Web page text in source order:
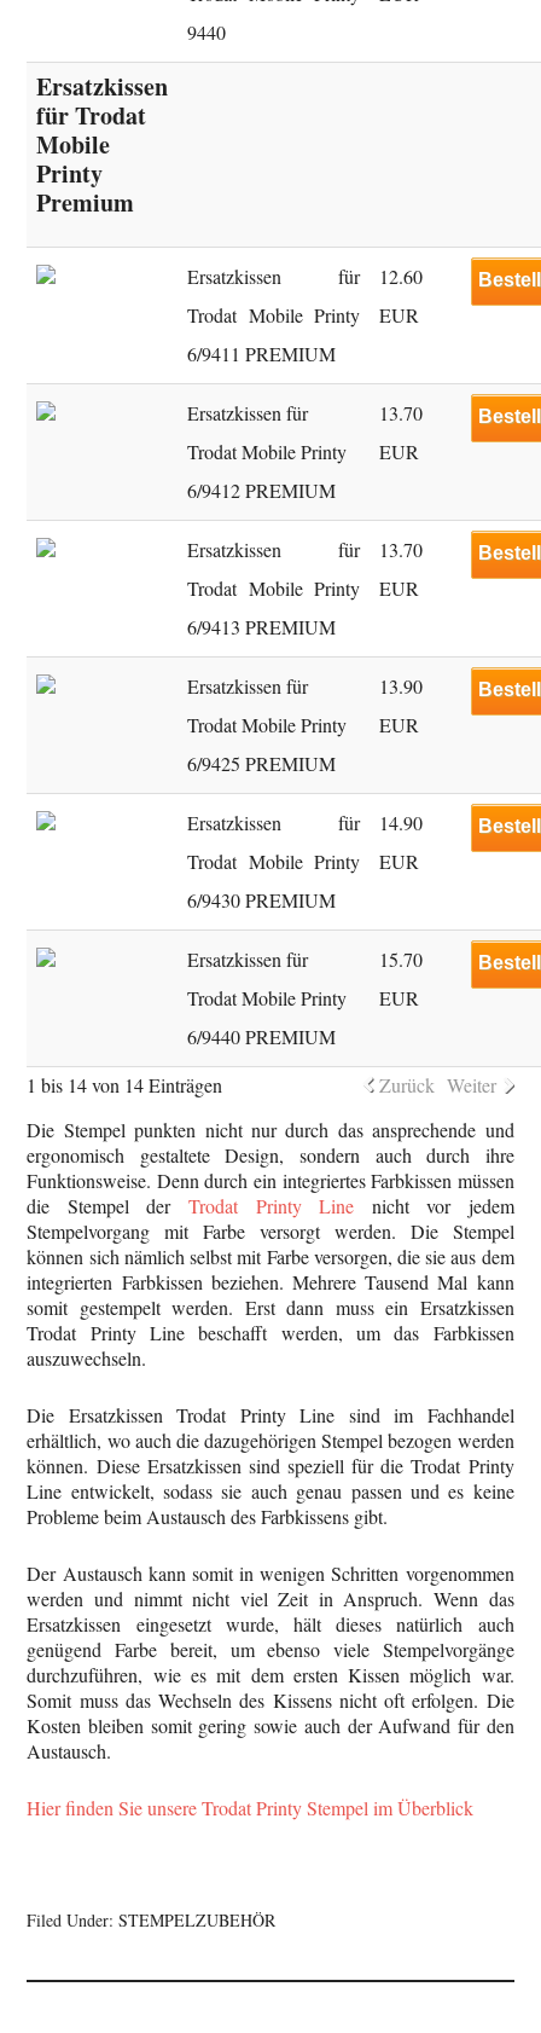
9440
Ersatzkissen
für Trodat
Mobile
Printy
Premium
Ersatzkissen für
Trodat Mobile Printy
6/9411 PREMIUM
12.60
EUR
Ersatzkissen für
Trodat Mobile Printy
6/9412 PREMIUM
13.70
EUR
Ersatzkissen für
Trodat Mobile Printy
6/9413 PREMIUM
13.70
EUR
Ersatzkissen für
Trodat Mobile Printy
6/9425 PREMIUM
13.90
EUR
Ersatzkissen für
Trodat Mobile Printy
6/9430 PREMIUM
14.90
EUR
Ersatzkissen für
Trodat Mobile Printy
6/9440 PREMIUM
15.70
EUR
1 bis 14 von 14 Einträgen Zurück Weiter
Die Stempel punkten nicht nur durch das ansprechende und
ergonomisch gestaltete Design, sondern auch durch ihre
Funktionsweise. Denn durch ein integriertes Farbkissen müssen
die Stempel der Trodat Printy Line nicht vor jedem
Stempelvorgang mit Farbe versorgt werden. Die Stempel
können sich nämlich selbst mit Farbe versorgen, die sie aus dem
integrierten Farbkissen beziehen. Mehrere Tausend Mal kann
somit gestempelt werden. Erst dann muss ein Ersatzkissen
Trodat Printy Line beschafft werden, um das Farbkissen
auszuwechseln.
Die Ersatzkissen Trodat Printy Line sind im Fachhandel
erhältlich, wo auch die dazugehörigen Stempel bezogen werden
können. Diese Ersatzkissen sind speziell für die Trodat Printy
Line entwickelt, sodass sie auch genau passen und es keine
Probleme beim Austausch des Farbkissens gibt.
Der Austausch kann somit in wenigen Schritten vorgenommen
werden und nimmt nicht viel Zeit in Anspruch. Wenn das
Ersatzkissen eingesetzt wurde, hält dieses natürlich auch
genügend Farbe bereit, um ebenso viele Stempelvorgänge
durchzuführen, wie es mit dem ersten Kissen möglich war.
Somit muss das Wechseln des Kissens nicht oft erfolgen. Die
Kosten bleiben somit gering sowie auch der Aufwand für den
Austausch.
Hier finden Sie unsere Trodat Printy Stempel im Überblick
Filed Under:STEMPELZUBEHÖR